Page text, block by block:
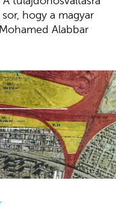
hogy a magyar
Alabbar